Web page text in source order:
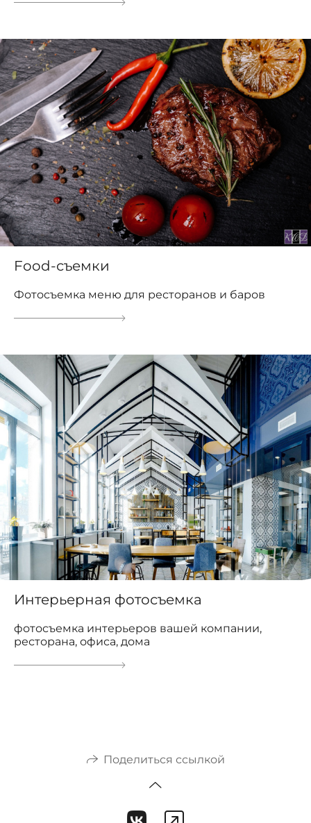
Food-съемки
Фотосъемка меню для ресторанов и баров
Интерьерная фотосъемка
фотосъемка интерьеров вашей компании,
ресторана, офиса, дома
Поделиться ссылкой